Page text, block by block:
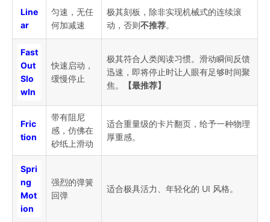
Line
ar
匀速，无任
何加减速
极其刻板，除非实现机械式的连续滚
动，否则不推荐。
Fast
Out
Slo
wIn
快速启动，
缓慢停止
极其符合人类阅读习惯。滑动瞬间反馈
迅速，即将停止时让人眼有足够时间聚
焦。
【最推荐】
Fric
tion
带有阻尼
感，仿佛在
砂纸上滑动
适合重量级的卡片翻页，给予一种物理
厚重感。
Spri
ng
Mot
ion
强烈的弹簧
回弹
适合极具活力、年轻化的 UI 风格。